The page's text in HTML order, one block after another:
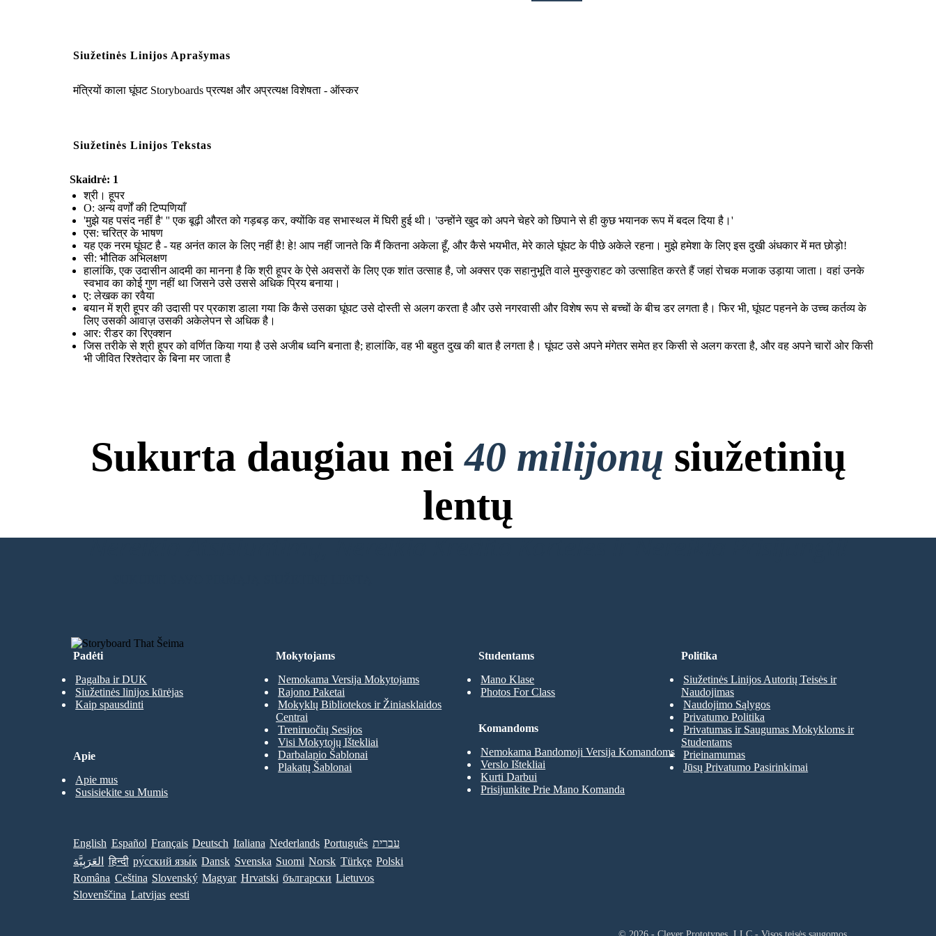
Siužetinės Linijos Aprašymas
मंत्रियों काला घूंघट Storyboards प्रत्यक्ष और अप्रत्यक्ष विशेषता - ऑस्कर
Siužetinės Linijos Tekstas
Skaidrė: 1
श्री। हूपर
O: अन्य वर्णों की टिप्पणियाँ
'मुझे यह पसंद नहीं है' '' एक बूढ़ी औरत को गड़बड़ कर, क्योंकि वह सभास्थल में घिरी हुई थी। 'उन्होंने खुद को अपने चेहरे को छिपाने से ही कुछ भयानक रूप में बदल दिया है।'
एस: चरित्र के भाषण
यह एक नरम घूंघट है - यह अनंत काल के लिए नहीं है! हे! आप नहीं जानते कि मैं कितना अकेला हूँ, और कैसे भयभीत, मेरे काले घूंघट के पीछे अकेले रहना। मुझे हमेशा के लिए इस दुखी अंधकार में मत छोड़ो!
सी: भौतिक अभिलक्षण
हालांकि, एक उदासीन आदमी का मानना ​​है कि श्री हूपर के ऐसे अवसरों के लिए एक शांत उत्साह है, जो अक्सर एक सहानुभूति वाले मुस्कुराहट को उत्साहित करते हैं जहां रोचक मजाक उड़ाया जाता। वहां उनके
स्वभाव का कोई गुण नहीं था जिसने उसे उससे अधिक प्रिय बनाया।
ए: लेखक का रवैया
बयान में श्री हूपर की उदासी पर प्रकाश डाला गया कि कैसे उसका घूंघट उसे दोस्ती से अलग करता है और उसे नगरवासी और विशेष रूप से बच्चों के बीच डर लगता है। फिर भी, घूंघट पहनने के उच्च कर्तव्य के
लिए उसकी आवाज़ उसकी अकेलेपन से अधिक है।
आर: रीडर का रिएक्शन
जिस तरीके से श्री हूपर को वर्णित किया गया है उसे अजीब ध्वनि बनाता है; हालांकि, वह भी बहुत दुख की बात है लगता है। घूंघट उसे अपने मंगेतर समेत हर किसी से अलग करता है, और वह अपने चारों ओर किसी
भी जीवित रिश्तेदार के बिना मर जाता है
Sukurta daugiau nei40 milijonų siužetinių
lentų
Nereikia Atsisiuntimų, Nereikia Kredito Kortelės ir Nereikia Prisijungti!
Padėti
Pagalba ir DUK
Siužetinės linijos kūrėjas
Kaip spausdinti
Studentams
Mano Klase
Photos For Class
Mokytojams
Nemokama Versija Mokytojams
Rajono Paketai
Mokyklų Bibliotekos ir Žiniasklaidos
Centrai
Treniruočių Sesijos
Visi Mokytojų Ištekliai
Darbalapio Šablonai
Plakatų Šablonai
Komandoms
Nemokama Bandomoji Versija Komandoms
Verslo Ištekliai
Kurti Darbui
Prisijunkite Prie Mano Komanda
Apie
Apie mus
Susisiekite su Mumis
Politika
Siužetinės Linijos Autorių Teisės ir
Naudojimas
Naudojimo Sąlygos
Privatumo Politika
Privatumas ir Saugumas Mokykloms ir
Studentams
Prieinamumas
Jūsų Privatumo Pasirinkimai
English Español Français Deutsch Italiana Nederlands Português עברית
العَرَبِيَّة
हिन्दी ру́сский язы́к Dansk Svenska Suomi Norsk Türkçe Polski
Româna Ceština Slovenský Magyar Hrvatski български Lietuvos
Slovenščina Latvijas eesti